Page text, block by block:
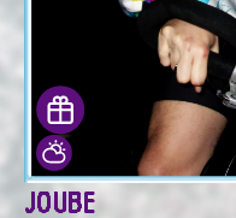
JOUBE